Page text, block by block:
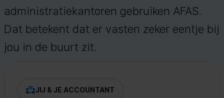
administratiekantoren gebruiken AFAS.
Dat betekent dat er vasten zeker eentje bij
jou in de buurt zit.
JIJ & JE ACCOUNTANT